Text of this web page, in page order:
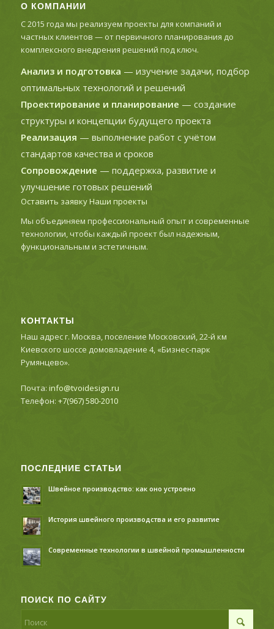
О КОМПАНИИ
С 2015 года мы реализуем проекты для компаний и
частных клиентов — от первичного планирования до
комплексного внедрения решений под ключ.
Анализ и подготовка — изучение задачи, подбор
оптимальных технологий и решений
Проектирование и планирование — создание
структуры и концепции будущего проекта
Реализация — выполнение работ с учётом
стандартов качества и сроков
Сопровождение — поддержка, развитие и
улучшение готовых решений
Оставить заявкуНаши проекты
Мы объединяем профессиональный опыт и современные
технологии, чтобы каждый проект был надежным,
функциональным и эстетичным.
КОНТАКТЫ
Наш адрес г. Москва, поселение Московский, 22-й км
Киевского шоссе домовладение 4, «Бизнес-парк
Румянцево».
Почта: info@tvoidesign.ru
Телефон: +7(967) 580-2010
ПОСЛЕДНИЕ СТАТЬИ
Швейное производство: как оно устроено
История швейного производства и его развитие
Современные технологии в швейной промышленности
ПОИСК ПО САЙТУ